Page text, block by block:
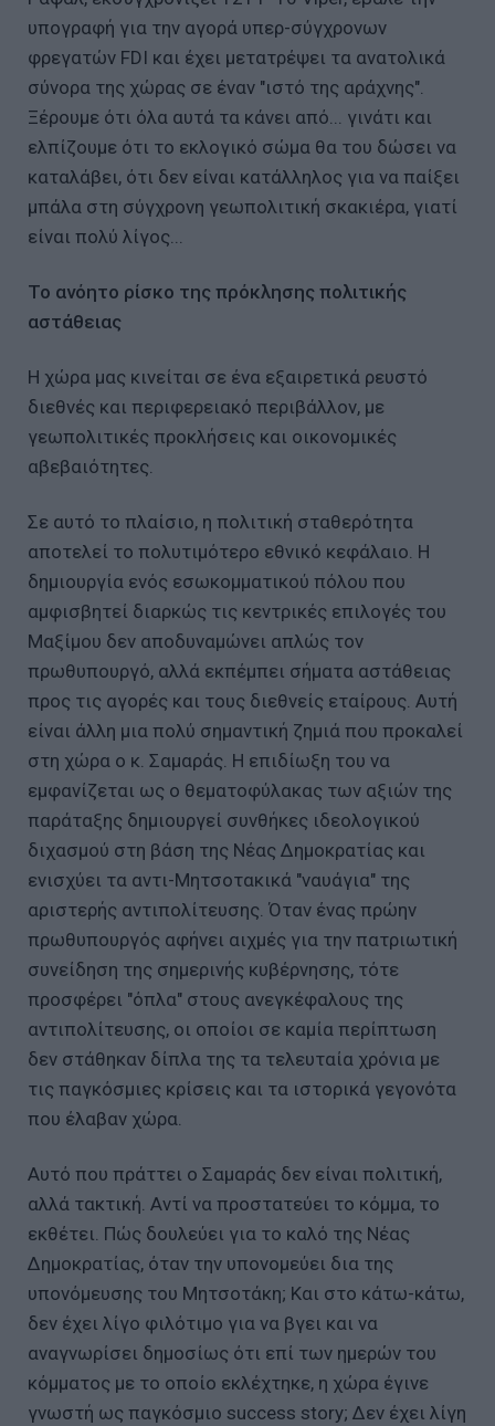
υπογραφή για την αγορά υπερ-σύγχρονων
φρεγατών FDI και έχει μετατρέψει τα ανατολικά
σύνορα της χώρας σε έναν "ιστό της αράχνης".
Ξέρουμε ότι όλα αυτά τα κάνει από... γινάτι και
ελπίζουμε ότι το εκλογικό σώμα θα του δώσει να
καταλάβει, ότι δεν είναι κατάλληλος για να παίξει
μπάλα στη σύγχρονη γεωπολιτική σκακιέρα, γιατί
είναι πολύ λίγος...
Το ανόητο ρίσκο της πρόκλησης πολιτικής
αστάθειας
Η χώρα μας κινείται σε ένα εξαιρετικά ρευστό
διεθνές και περιφερειακό περιβάλλον, με
γεωπολιτικές προκλήσεις και οικονομικές
αβεβαιότητες.
Σε αυτό το πλαίσιο, η πολιτική σταθερότητα
αποτελεί το πολυτιμότερο εθνικό κεφάλαιο. Η
δημιουργία ενός εσωκομματικού πόλου που
αμφισβητεί διαρκώς τις κεντρικές επιλογές του
Μαξίμου δεν αποδυναμώνει απλώς τον
πρωθυπουργό, αλλά εκπέμπει σήματα αστάθειας
προς τις αγορές και τους διεθνείς εταίρους. Αυτή
είναι άλλη μια πολύ σημαντική ζημιά που προκαλεί
στη χώρα ο κ. Σαμαράς. Η επιδίωξη του να
εμφανίζεται ως ο θεματοφύλακας των αξιών της
παράταξης δημιουργεί συνθήκες ιδεολογικού
διχασμού στη βάση της Νέας Δημοκρατίας και
ενισχύει τα αντι-Μητσοτακικά "ναυάγια" της
αριστερής αντιπολίτευσης. Όταν ένας πρώην
πρωθυπουργός αφήνει αιχμές για την πατριωτική
συνείδηση της σημερινής κυβέρνησης, τότε
προσφέρει "όπλα" στους ανεγκέφαλους της
αντιπολίτευσης, οι οποίοι σε καμία περίπτωση
δεν στάθηκαν δίπλα της τα τελευταία χρόνια με
τις παγκόσμιες κρίσεις και τα ιστορικά γεγονότα
που έλαβαν χώρα.
Αυτό που πράττει ο Σαμαράς δεν είναι πολιτική,
αλλά τακτική. Αντί να προστατεύει το κόμμα, το
εκθέτει. Πώς δουλεύει για το καλό της Νέας
Δημοκρατίας, όταν την υπονομεύει δια της
υπονόμευσης του Μητσοτάκη; Και στο κάτω-κάτω,
δεν έχει λίγο φιλότιμο για να βγει και να
αναγνωρίσει δημοσίως ότι επί των ημερών του
κόμματος με το οποίο εκλέχτηκε, η χώρα έγινε
γνωστή ως παγκόσμιο success story; Δεν έχει λίγη